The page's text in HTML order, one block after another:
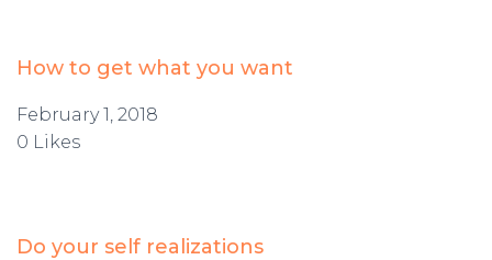
How to get what you want
February 1, 2018
0 Likes
Do your self realizations